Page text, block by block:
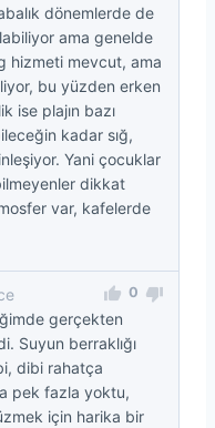
dönemlerde de
ama genelde
hizmeti mevcut, ama
bu yüzden erken
ise plajın bazı
kadar sığ,
Yani çocuklar
dikkat
var, kafelerde
gerçekten
Suyun berraklığı
dibi rahatça
pek fazla yoktu,
için harika bir
0